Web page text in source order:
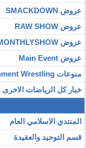
عروض SMACKDOWN
عروض RAW SHOW
عروض MONTHLYSHOW
عروض Main Event
منوعات Entertainment Wrestling
خبار كل الرياضات الاخرى
المنتدي الاسلامي العام
قسم التوحيد والعقيدة